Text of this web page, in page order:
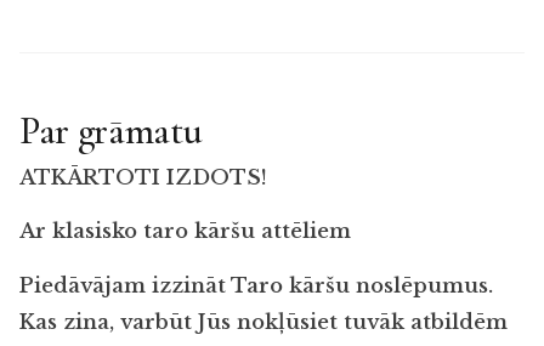
Par grāmatu
ATKĀRTOTI IZDOTS!
Ar klasisko taro kāršu attēliem
Piedāvājam izzināt Taro kāršu noslēpumus.
Kas zina, varbūt Jūs nokļūsiet tuvāk atbildēm